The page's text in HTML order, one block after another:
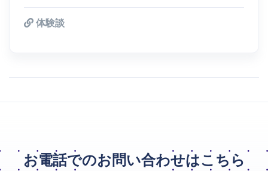
体験談
お電話でのお問い合わせはこちら